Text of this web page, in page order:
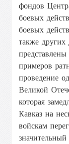
фондов
боевых
боевых
также других
примеров
проведение
Великой
которая
Кавказ на
войскам